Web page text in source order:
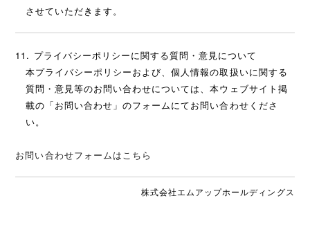
させていただきます。
プライバシーポリシーに関する質問・意見について
本プライバシーポリシーおよび、個人情報の取扱いに関する
質問・意見等のお問い合わせについては、本ウェブサイト掲
載の「お問い合わせ」のフォームにてお問い合わせくださ
い。
お問い合わせフォームはこちら
株式会社エムアップホールディングス